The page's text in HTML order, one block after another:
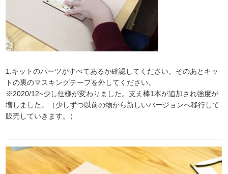
1.キットのパーツがすべてあるか確認してください。そのあとキッ
トの裏のマスキングテープを外してください。
※2020/12~少し仕様が変わりました。支え棒1本が追加され強度が
増しました。（少しずつ以前の物から新しいバージョンへ移行して
販売していきます。）